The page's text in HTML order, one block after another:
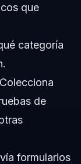
que
categoría
de
formularios